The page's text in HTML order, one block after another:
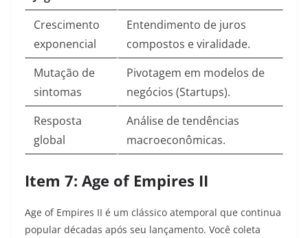
Crescimento
exponencial
Entendimento de juros
compostos e viralidade.
Mutação de
sintomas
Pivotagem em modelos de
negócios (Startups).
Resposta
global
Análise de tendências
macroeconômicas.
Item 7: Age of Empires II
Age of Empires II é um clássico atemporal que continua
popular décadas após seu lançamento. Você coleta